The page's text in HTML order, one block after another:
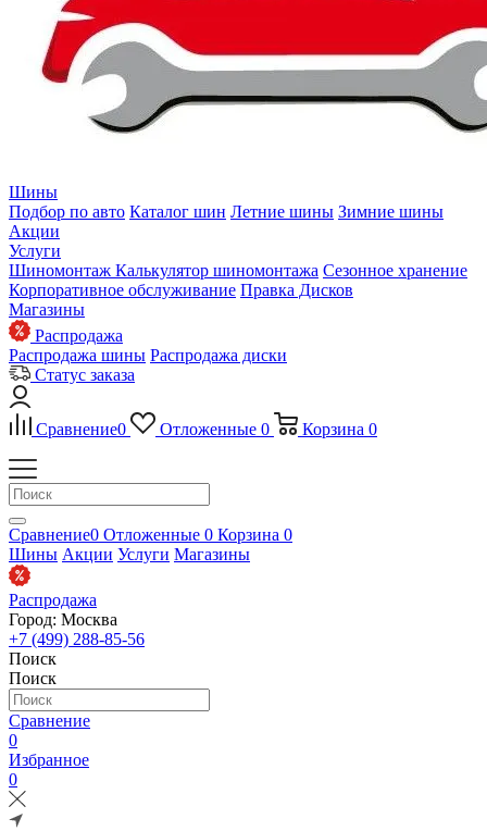
Шины
Подбор по авто Каталог шин Летние шины Зимние шины
Акции
Услуги
Шиномонтаж Калькулятор шиномонтажа Сезонное хранение
Корпоративное обслуживание Правка Дисков
Магазины
Распродажа
Распродажа шины Распродажа диски
Статус заказа
Сравнение0 Отложенные 0 Корзина 0
Сравнение0 Отложенные 0 Корзина 0
Шины Акции Услуги Магазины
Распродажа
Город: Москва
+7 (499) 288-85-56
Поиск
Поиск
Сравнение
0
Избранное
0